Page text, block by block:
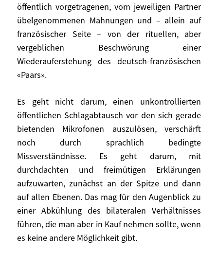
öffentlich vorgetragenen, vom jeweiligen Partner
übelgenommenen Mahnungen und – allein auf
französischer Seite – von der rituellen, aber
vergeblichen Beschwörung einer
Wiederauferstehung des deutsch-französischen
«Paars».
Es geht nicht darum, einen unkontrollierten
öffentlichen Schlagabtausch vor den sich gerade
bietenden Mikrofonen auszulösen, verschärft
noch durch sprachlich bedingte
Missverständnisse. Es geht darum, mit
durchdachten und freimütigen Erklärungen
aufzuwarten, zunächst an der Spitze und dann
auf allen Ebenen. Das mag für den Augenblick zu
einer Abkühlung des bilateralen Verhältnisses
führen, die man aber in Kauf nehmen sollte, wenn
es keine andere Möglichkeit gibt.
Frankreich und Deutschland haben nur
selten dieselben Ausgangspositionen.
Schon das führt zu mancherlei Zwist. Doch
Europa hat keine echte Alternative zu einer
deutschfranzösischen Verständigung. Um
Vitalität zurückzugeben, müssen wir
vielleicht alles überdenken, die
Grundlagen ebenso wie die Einstellungen.
Da ich an mehr als hundert Begegnungen
zwischen Kohl und Präsident Mitterrand
und mit ihnen sowie mit Jacques Delors an
Dutzenden Treffen des Europäischen Rates
teilgenommen habe, wird man sich denken
können, dass ich dies nicht leichtfertig
schreibe. Aber alles in allem dürfte eine
Besinnung auf die tragenden Pfeiler des
deutsch-französischen Verhältnisses